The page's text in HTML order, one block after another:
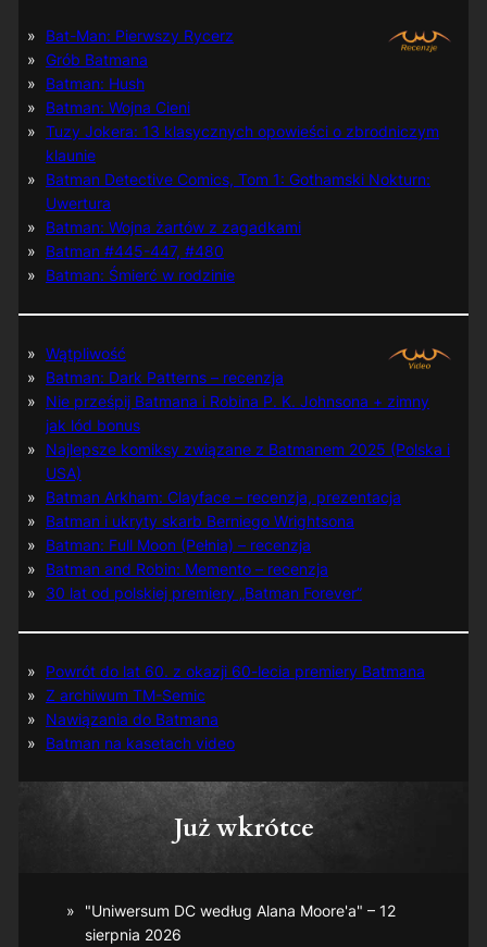
Bat-Man: Pierwszy Rycerz
Grób Batmana
Batman: Hush
Batman: Wojna Cieni
Tuzy Jokera: 13 klasycznych opowieści o zbrodniczym
klaunie
Batman Detective Comics, Tom 1: Gothamski Nokturn:
Uwertura
Batman: Wojna żartów z zagadkami
Batman #445-447, #480
Batman: Śmierć w rodzinie
Wątpliwość
Batman: Dark Patterns – recenzja
Nie prześpij Batmana i Robina P. K. Johnsona + zimny
jak lód bonus
Najlepsze komiksy związane z Batmanem 2025 (Polska i
USA)
Batman Arkham: Clayface – recenzja, prezentacja
Batman i ukryty skarb Berniego Wrightsona
Batman: Full Moon (Pełnia) – recenzja
Batman and Robin: Memento – recenzja
30 lat od polskiej premiery „Batman Forever”
Powrót do lat 60. z okazji 60-lecia premiery Batmana
Z archiwum TM-Semic
Nawiązania do Batmana
Batman na kasetach video
Już wkrótce
"Uniwersum DC według Alana Moore'a" – 12
sierpnia 2026